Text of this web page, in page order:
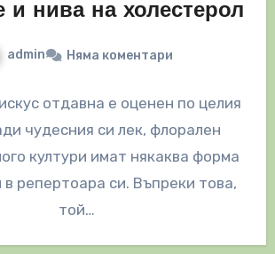
и нива на холестерол
admin Няма коментари
отдавна е оценен по целия
чудесния си лек, флорален
култури имат някаква форма
в репертоара си. Въпреки това,
той…